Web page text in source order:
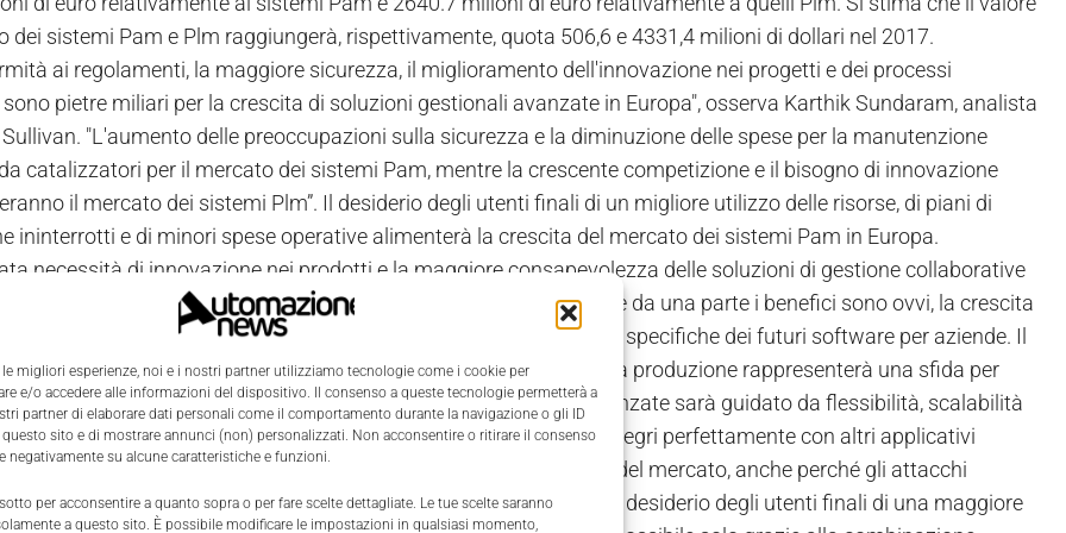
le migliori esperienze, noi e i nostri partner utilizziamo tecnologie come i cookie per
e/o accedere alle informazioni del dispositivo. Il consenso a queste tecnologie permetterà a
partner di elaborare dati personali come il comportamento durante la navigazione o gli ID
sito e di mostrare annunci (non) personalizzati. Non acconsentire o ritirare il consenso
negativamente su alcune caratteristiche e funzioni.
per acconsentire a quanto sopra o per fare scelte dettagliate. Le tue scelte saranno
a questo sito. È possibile modificare le impostazioni in qualsiasi momento,
dei sistemi Pam e Plm raggiungerà, rispettivamente, quota 506,6 e 4331,4 milioni di dollari nel 2017.
ai regolamenti, la maggiore sicurezza, il miglioramento dell'innovazione nei progetti e dei processi
pietre miliari per la crescita di soluzioni gestionali avanzate in Europa", osserva Karthik Sundaram, analista
"L'aumento delle preoccupazioni sulla sicurezza e la diminuzione delle spese per la manutenzione
catalizzatori per il mercato dei sistemi Pam, mentre la crescente competizione e il bisogno di innovazione
il mercato dei sistemi Plm”. Il desiderio degli utenti finali di un migliore utilizzo delle risorse, di piani di
ininterrotti e di minori spese operative alimenterà la crescita del mercato dei sistemi Pam in Europa.
necessità di innovazione nei prodotti e la maggiore consapevolezza delle soluzioni di gestione collaborative
prodotto (cPDm) accrescerà invece il potenziale dei sistemi Plm. Se da una parte i benefici sono ovvi, la crescita
gestionali avanzate in Europa dipenderà dagli standard e dalle specifiche dei futuri software per aziende. Il
una struttura che unisca applicativi enterprise e automazione della produzione rappresenterà una sfida per
negli anni a venire. “Il successo delle soluzioni gestionali avanzate sarà guidato da flessibilità, scalabilità
spiega Karthik. "La necessità di una soluzione scalabile che si integri perfettamente con altri applicativi
sarà un requisito imprescindibile dei prodotti per tutti gli operatori del mercato, anche perché gli attacchi
costituiscono una seria minaccia per le prospettive del mercato”. Il desiderio degli utenti finali di una maggiore